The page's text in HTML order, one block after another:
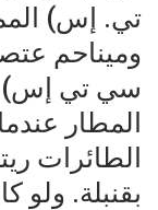
تي. إس)
وميناحم
سي تي إس)
المطار
الطائرات
بقنبلة. ولو